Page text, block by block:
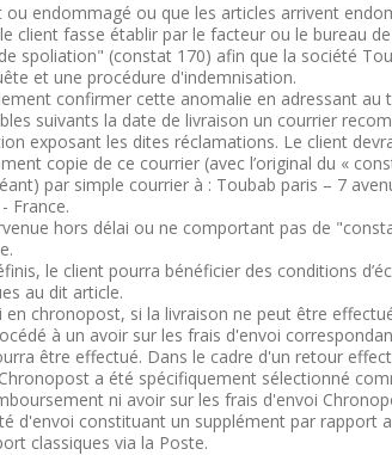
ou endommagé ou que les articles arrivent
client fasse établir par le facteur ou le bureau
spoliation" (constat 170) afin que la société
et une procédure d'indemnisation.
confirmer cette anomalie en adressant au
suivants la date de livraison un courrier
exposant les dites réclamations. Le client
copie de ce courrier (avec l’original du «
par simple courrier à : Toubab paris – 7
France.
hors délai ou ne comportant pas de
le client pourra bénéficier des conditions
au dit article.
en chronopost, si la livraison ne peut être
à un avoir sur les frais d'envoi
être effectué. Dans le cadre d'un retour
a été spécifiquement sélectionné
ni avoir sur les frais d'envoi
d'envoi constituant un supplément par rapport
classiques via la Poste.